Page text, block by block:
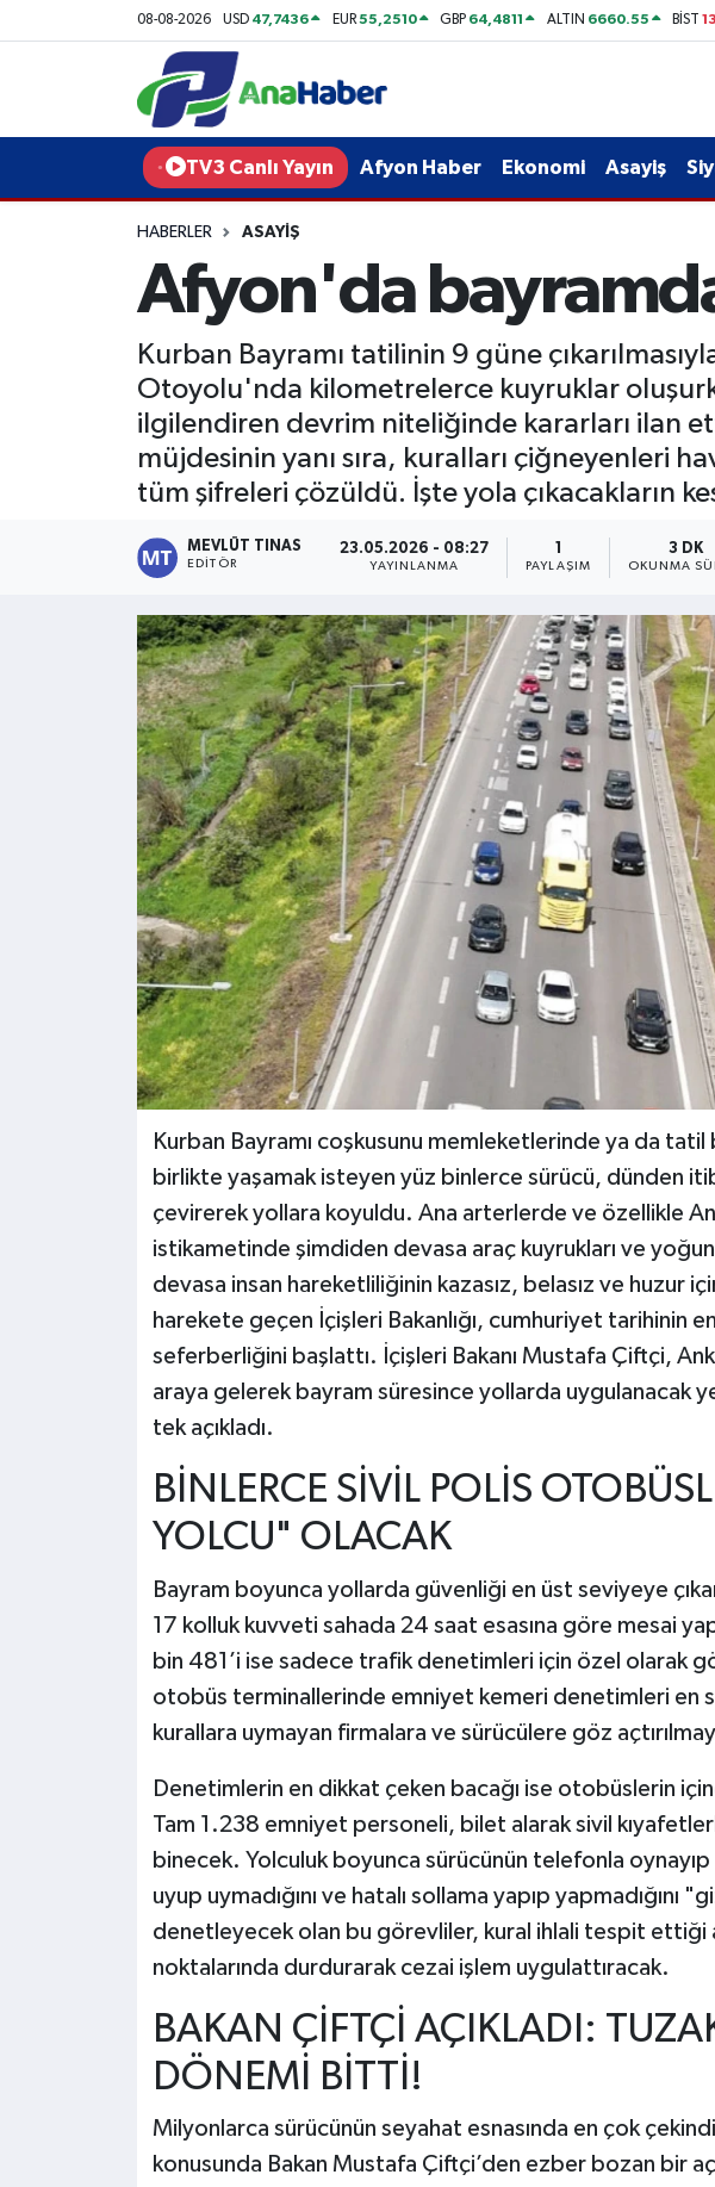
08-08-2026 USD 47,7436 EUR55,2510 GBP 64,4811 ALTIN 6660.55 BİST
TV3 Canlı Yayın Afyon Haber Ekonomi Asayiş
HABERLER ASAYIŞ
Afyon'da
Kurban Bayramı tatilinin 9 güne
Otoyolu'nda kilometrelerce kuyruklar
ilgilendiren devrim niteliğinde kararları ilan
müjdesinin yanı sıra, kuralları çiğneyenleri
tüm şifreleri çözüldü. İşte yola çıkacakların
MEVLÜT TINAS
EDITÖR
23.05.2026 - 08:27
YAYINLANMA PAYLAŞIM
3 DK
OKUNMA
Kurban Bayramı coşkusunu memleketlerinde ya da
birlikte yaşamak isteyen yüz binlerce sürücü, dünden
çevirerek yollara koyuldu. Ana arterlerde ve özellikle
istikametinde şimdiden devasa araç kuyrukları ve
devasa insan hareketliliğinin kazasız, belasız ve huzur
harekete geçen İçişleri Bakanlığı, cumhuriyet tarihinin
seferberliğini başlattı. İçişleri Bakanı Mustafa Çiftçi,
araya gelerek bayram süresince yollarda uygulanacak
tek açıkladı.
BİNLERCE SİVİL POLİS
YOLCU" OLACAK
Bayram boyunca yollarda güvenliği en üst seviyeye
17 kolluk kuvveti sahada 24 saat esasına göre mesai
bin 481’i ise sadece trafik denetimleri için özel olarak
otobüs terminallerinde emniyet kemeri denetimleri en
kurallara uymayan firmalara ve sürücülere göz
Denetimlerin en dikkat çeken bacağı ise otobüslerin
Tam 1.238 emniyet personeli, bilet alarak sivil
binecek. Yolculuk boyunca sürücünün telefonla oynayıp
uyup uymadığını ve hatalı sollama yapıp yapmadığını
denetleyecek olan bu görevliler, kural ihlali tespit ettiği
noktalarında durdurarak cezai işlem uygulattıracak.
BAKAN ÇİFTÇİ AÇIKLADI:
DÖNEMİ BİTTİ!
Milyonlarca sürücünün seyahat esnasında en çok
konusunda Bakan Mustafa Çiftçi’den ezber bozan bir
Yurt Haber
Afyon Haber
Kültür - Sanat
Afyonkarahisar Nöbetçi Eczaneler
Afyonkarahisar Hava Durumu
Afyonkarahisar Trafik Yoğunluk Haritası
Tüm Manşetler
Son Dakika Haberleri